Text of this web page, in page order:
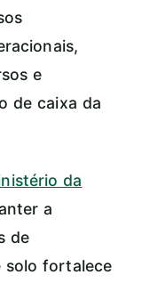
e
de caixa da
da
a
de
solo fortalece